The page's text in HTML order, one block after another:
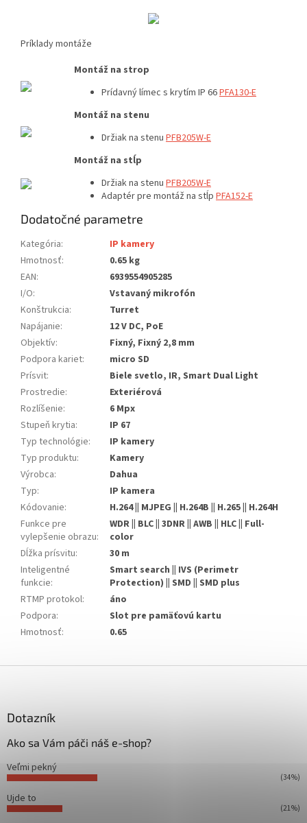
Príklady montáže
Montáž na strop
Prídavný límec s krytím IP 66PFA130-E
Montáž na stenu
Držiak na stenu PFB205W-E
Montáž na stĺp
Držiak na stenu PFB205W-E
Adaptér pre montáž na stĺp PFA152-E
Dodatočné parametre
Kategória:
IP kamery
Hmotnosť:
0.65 kg
EAN:
6939554905285
I/O:
Vstavaný mikrofón
Konštrukcia:
Turret
Napájanie:
12 V DC, PoE
Objektív:
Fixný, Fixný 2,8 mm
Podpora kariet:
micro SD
Prísvit:
Biele svetlo, IR, Smart Dual Light
Prostredie:
Exteriérová
Rozlíšenie:
6 Mpx
Stupeň krytia:
IP 67
Typ technológie:
IP kamery
Typ produktu:
Kamery
Výrobca:
Dahua
Typ:
IP kamera
Kódovanie:
H.264 || MJPEG || H.264B || H.265 || H.264H
Funkce pre
vylepšenie obrazu:
WDR || BLC || 3DNR || AWB || HLC || Full-
color
Dĺžka prísvitu:
30 m
Inteligentné
funkcie:
Smart search || IVS (Perimetr
Protection) || SMD || SMD plus
RTMP protokol:
áno
Podpora:
Slot pre pamäťovú kartu
Hmotnosť: 0.65
Dotazník
Ako sa Vám páči náš e-shop?
Veľmi pekný
(34%)
Ujde to
(21%)